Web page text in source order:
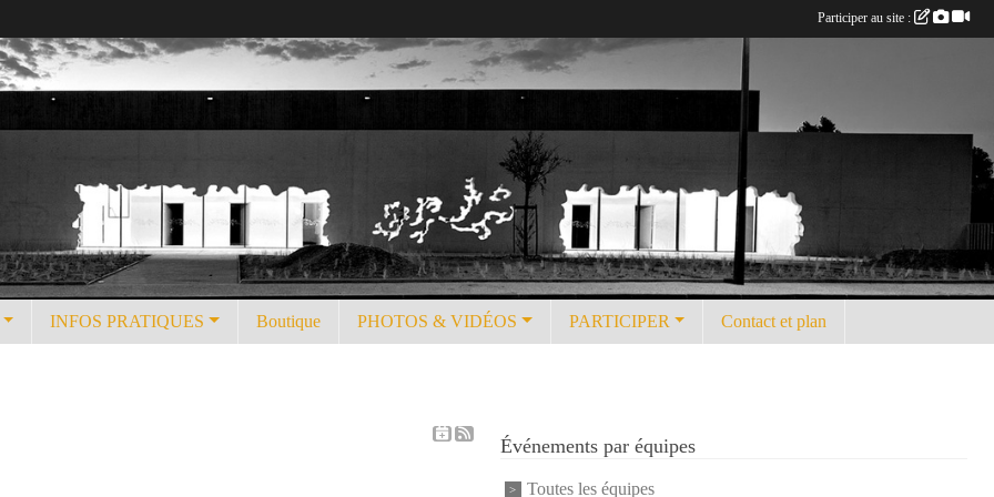
INFOS PRATIQUES Boutique PHOTOS & VIDÉOS PARTICIPER Contact et plan
Événements par équipes
Toutes les équipes
Participer au site :